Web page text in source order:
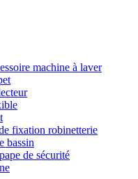
machine à laver
fixation robinetterie
bassin
de sécurité